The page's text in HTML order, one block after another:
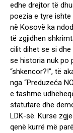
edhe drejtor të
poezia e tyre
në Kosovë ka
të zgjidhen
cilit dihet se si
se historia nuk po
“shkencor?!”, të
nga “Preduzeća
e tashme
statutare dhe
LDK-së. Kurse
qenë kurrë më